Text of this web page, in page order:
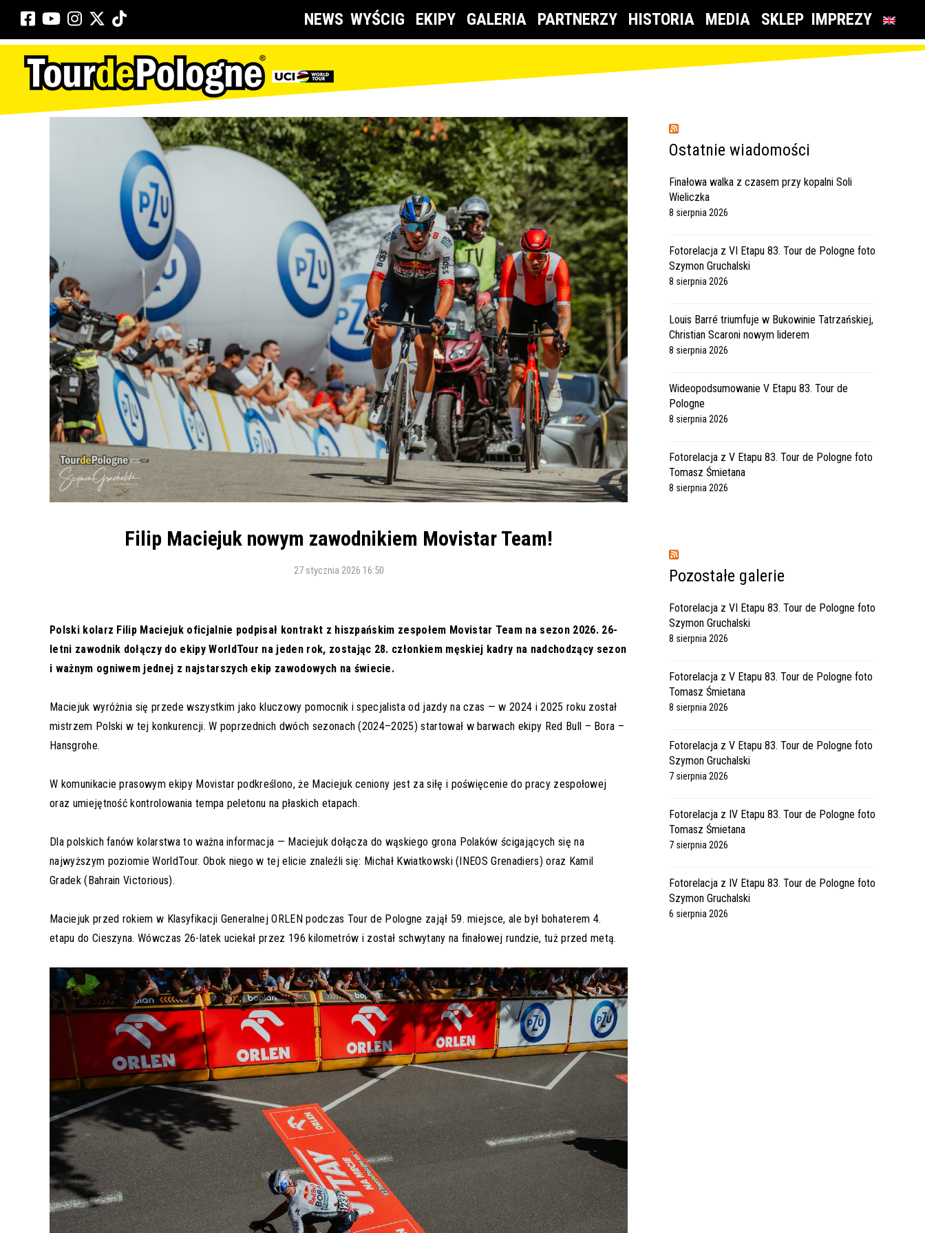
NEWS WYŚCIG EKIPY GALERIA PARTNERZY HISTORIA MEDIA SKLEP IMPREZY
Filip Maciejuk nowym zawodnikiem Movistar Team!
27 stycznia 2026 16:50
Polski kolarz Filip Maciejuk oficjalnie podpisał kontrakt z hiszpańskim zespołem Movistar Team na sezon 2026. 26-
letni zawodnik dołączy do ekipy WorldTour na jeden rok, zostając 28. członkiem męskiej kadry na nadchodzący sezon
i ważnym ogniwem jednej z najstarszych ekip zawodowych na świecie.
Maciejuk wyróżnia się przede wszystkim jako kluczowy pomocnik i specjalista od jazdy na czas — w 2024 i 2025 roku został
mistrzem Polski w tej konkurencji. W poprzednich dwóch sezonach (2024–2025) startował w barwach ekipy Red Bull – Bora –
Hansgrohe.
W komunikacie prasowym ekipy Movistar podkreślono, że Maciejuk ceniony jest za siłę i poświęcenie do pracy zespołowej
oraz umiejętność kontrolowania tempa peletonu na płaskich etapach.
Dla polskich fanów kolarstwa to ważna informacja — Maciejuk dołącza do wąskiego grona Polaków ścigających się na
najwyższym poziomie WorldTour. Obok niego w tej elicie znaleźli się: Michał Kwiatkowski (INEOS Grenadiers) oraz Kamil
Gradek (Bahrain Victorious).
Maciejuk przed rokiem w Klasyfikacji Generalnej ORLEN podczas Tour de Pologne zajął 59. miejsce, ale był bohaterem 4.
etapu do Cieszyna. Wówczas 26-latek uciekał przez 196 kilometrów i został schwytany na finałowej rundzie, tuż przed metą.
Ostatnie wiadomości
Finałowa walka z czasem przy kopalni Soli
Wieliczka
8 sierpnia 2026
Fotorelacja z VI Etapu 83. Tour de Pologne foto
Szymon Gruchalski
8 sierpnia 2026
Louis Barré triumfuje w Bukowinie Tatrzańskiej,
Christian Scaroni nowym liderem
8 sierpnia 2026
Wideopodsumowanie V Etapu 83. Tour de
Pologne
8 sierpnia 2026
Fotorelacja z V Etapu 83. Tour de Pologne foto
Tomasz Śmietana
8 sierpnia 2026
Pozostałe galerie
Fotorelacja z VI Etapu 83. Tour de Pologne foto
Szymon Gruchalski
8 sierpnia 2026
Fotorelacja z V Etapu 83. Tour de Pologne foto
Tomasz Śmietana
8 sierpnia 2026
Fotorelacja z V Etapu 83. Tour de Pologne foto
Szymon Gruchalski
7 sierpnia 2026
Fotorelacja z IV Etapu 83. Tour de Pologne foto
Tomasz Śmietana
7 sierpnia 2026
Fotorelacja z IV Etapu 83. Tour de Pologne foto
Szymon Gruchalski
6 sierpnia 2026